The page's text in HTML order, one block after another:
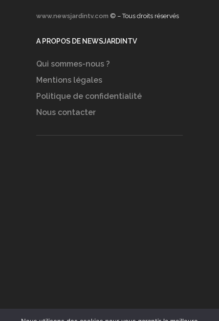
www.newsjardintv.com © – Tous droits réservés
A PROPOS DE NEWSJARDINTV
Qui sommes-nous ?
Mentions légales
Politique de confidentialité
Nous contacter